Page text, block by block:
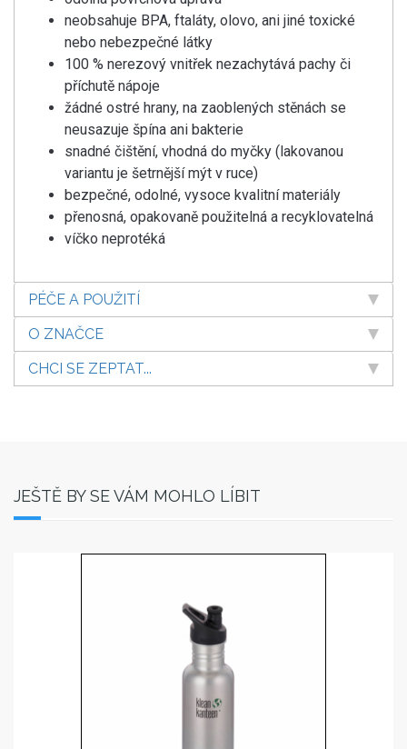
neobsahuje BPA, ftaláty, olovo, ani jiné toxické
nebo nebezpečné látky
100 % nerezový vnitřek nezachytává pachy či
příchutě nápoje
žádné ostré hrany, na zaoblených stěnách se
neusazuje špína ani bakterie
snadné čištění, vhodná do myčky (lakovanou
variantu je šetrnější mýt v ruce)
bezpečné, odolné, vysoce kvalitní materiály
přenosná, opakovaně použitelná a recyklovatelná
víčko neprotéká
PÉČE A POUŽITÍ
O ZNAČCE
CHCI SE ZEPTAT...
JEŠTĚ BY SE VÁM MOHLO LÍBIT